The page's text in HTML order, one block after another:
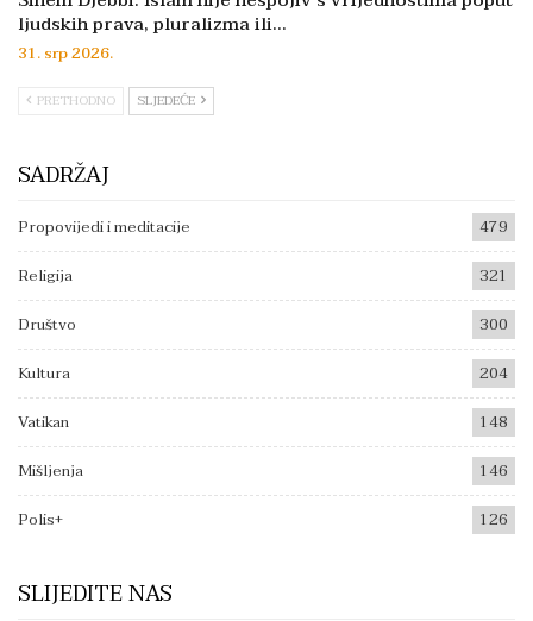
ljudskih prava, pluralizma ili…
31. srp 2026.
PRETHODNO SLJEDEĆE
SADRŽAJ
Propovijedi i meditacije
479
Religija
321
Društvo
300
Kultura
204
Vatikan
148
Mišljenja
146
Polis+
126
SLIJEDITE NAS